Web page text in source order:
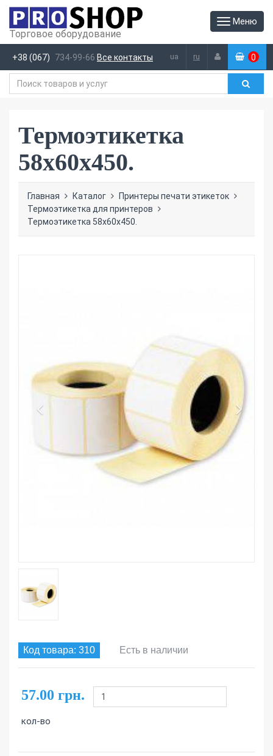
Меню
Торговое оборудование
+38 (067) 734-99-66 Все контакты ua ru (0 )
Термоэтикетка
58х60х450.
Главная Каталог
Принтеры печати этикеток
Термоэтикетка для принтеров
Термоэтикетка 58х60х450.
Код товара: 310 Есть в наличии
57.00 грн.
кол-во